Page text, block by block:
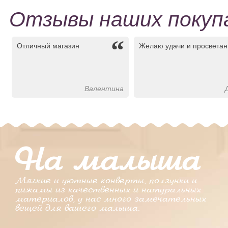
Отзывы наших
“
Отличный магазин
Валентина
Желаю удачи и
На малыша
Мягкие и уютные конверты, ползунки и
пижамы из качественных и натуральных
материалов, у нас много замечательных
вещей для вашего малыша.